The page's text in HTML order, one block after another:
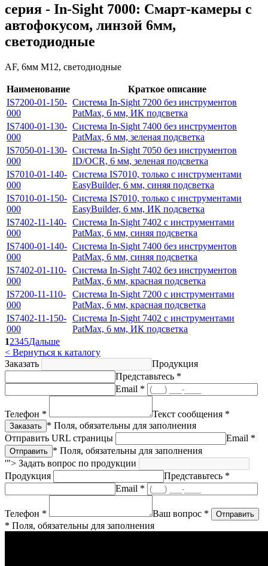
серия - In-Sight 7000: Смарт-камеры с
автофокусом, линзой 6мм,
светодиодные
AF, 6мм M12, светодиодные
Наименование
Краткое описание
IS7200-01-150-
000
Система In-Sight 7200 без инструментов
PatMax, 6 мм, ИК подсветка
IS7400-01-130-
000
Система In-Sight 7400 без инструментов
PatMax, 6 мм, зеленая подсветка
IS7050-01-130-
000
Система In-Sight 7050 без инструментов
ID/OCR, 6 мм, зеленая подсветка
IS7010-01-140-
000
Система IS7010, только с инструментами
EasyBuilder, 6 мм, синяя подсветка
IS7010-01-150-
000
Система IS7010, только с инструментами
EasyBuilder, 6 мм, ИК подсветка
IS7402-11-140-
000
Система In-Sight 7402 с инструментами
PatMax, 6 мм, синяя подсветка
IS7400-01-140-
000
Система In-Sight 7400 без инструментов
PatMax, 6 мм, синяя подсветка
IS7402-01-110-
000
Система In-Sight 7402 без инструментов
PatMax, 6 мм, красная подсветка
IS7200-11-110-
000
Система In-Sight 7200 с инструментами
PatMax, 6 мм, красная подсветка
IS7402-11-150-
000
Система In-Sight 7402 с инструментами
PatMax, 6 мм, ИК подсветка
12345Дальше
< Вернуться к каталогу
Заказать
Продукция
Представьтесь *
Email *
Телефон *
Текст сообщения *
* Поля, обязательны для заполнения
Отправить URL страницы
Email *
* Поля, обязательны для заполнения
'"> Задать вопрос по продукции
Продукция
Представьтесь *
Email *
Телефон *
Ваш вопрос *
* Поля, обязательны для заполнения